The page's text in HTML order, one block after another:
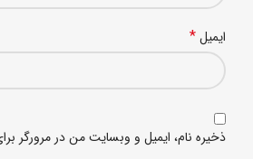
ایمیل*
ذخیره نام، ایمیل و وبسایت من در مرورگر